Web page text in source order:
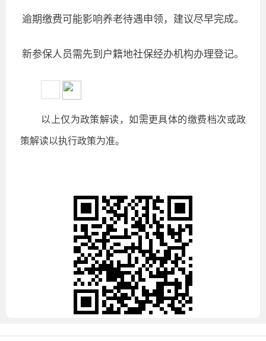
逾期缴费可能影响养老待遇申领，建议尽早完成。
新参保人员需先到户籍地社保经办机构办理登记。
以上仅为政策解读，如需更具体的缴费档次或政
策解读以执行政策为准。